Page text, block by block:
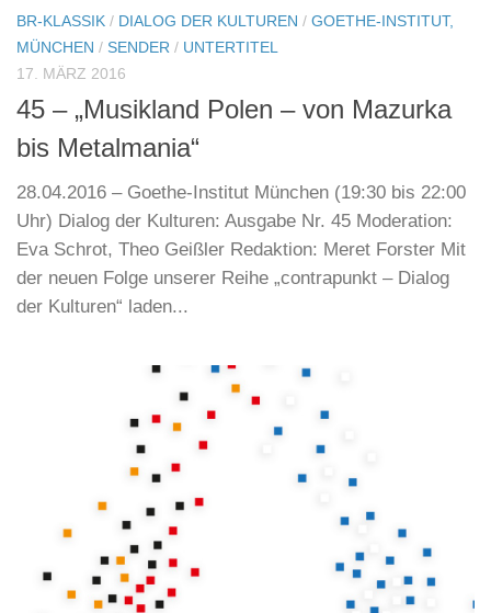
BR-KLASSIK / DIALOG DER KULTUREN / GOETHE-INSTITUT,
MÜNCHEN / SENDER / UNTERTITEL
17. MÄRZ 2016
45 – „Musikland Polen – von Mazurka
bis Metalmania“
28.04.2016 – Goethe-Institut München (19:30 bis 22:00
Uhr) Dialog der Kulturen: Ausgabe Nr. 45 Moderation:
Eva Schrot, Theo Geißler Redaktion: Meret Forster Mit
der neuen Folge unserer Reihe „contrapunkt – Dialog
der Kulturen“ laden...